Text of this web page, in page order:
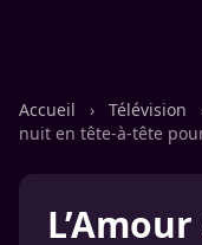
Accueil › Télévision
nuit en tête-à-tête